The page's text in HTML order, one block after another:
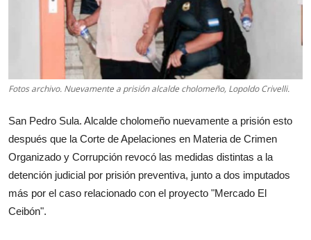
Fotos archivo. Nuevamente a prisión alcalde cholomeño, Lopoldo Crivelli.
San Pedro Sula. Alcalde cholomeño nuevamente a prisión esto
después que la Corte de Apelaciones en Materia de Crimen
Organizado y Corrupción revocó las medidas distintas a la
detención judicial por prisión preventiva, junto a dos imputados
más por el caso relacionado con el proyecto "Mercado El
Ceibón".